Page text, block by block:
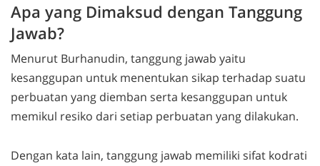
Apa yang Dimaksud dengan Tanggung
Jawab?
Menurut Burhanudin, tanggung jawab yaitu
kesanggupan untuk menentukan sikap terhadap suatu
perbuatan yang diemban serta kesanggupan untuk
memikul resiko dari setiap perbuatan yang dilakukan.
Dengan kata lain, tanggung jawab memiliki sifat kodrati